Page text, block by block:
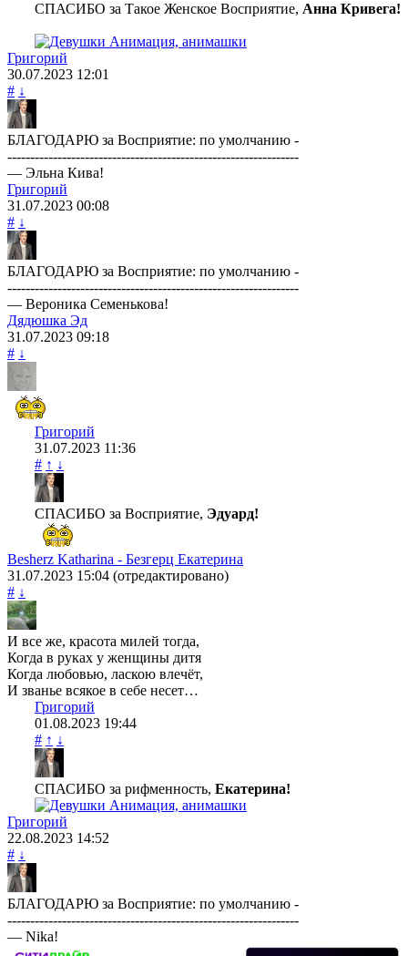
СПАСИБО за Такое Женское Восприятие, Анна Кривега!
Григорий
30.07.2023 12:01
# ↓
БЛАГОДАРЮ за Восприятие: по умолчанию -
----------------------------------------------------------------
— Эльна Кива!
Григорий
31.07.2023 00:08
# ↓
БЛАГОДАРЮ за Восприятие: по умолчанию -
----------------------------------------------------------------
— Вероника Семенькова!
Дядюшка Эд
31.07.2023 09:18
# ↓
Григорий
31.07.2023 11:36
# ↑ ↓
СПАСИБО за Восприятие, Эдуард!
Besherz Katharina - Безгерц Екатерина
31.07.2023 15:04 (отредактировано)
# ↓
И все же, красота милей тогда,
Когда в руках у женщины дитя
Когда любовью, ласкою влечёт,
И званье всякое в себе несет…
Григорий
01.08.2023 19:44
# ↑ ↓
СПАСИБО за рифменность, Екатерина!
Григорий
22.08.2023 14:52
# ↓
БЛАГОДАРЮ за Восприятие: по умолчанию -
----------------------------------------------------------------
— Nika!